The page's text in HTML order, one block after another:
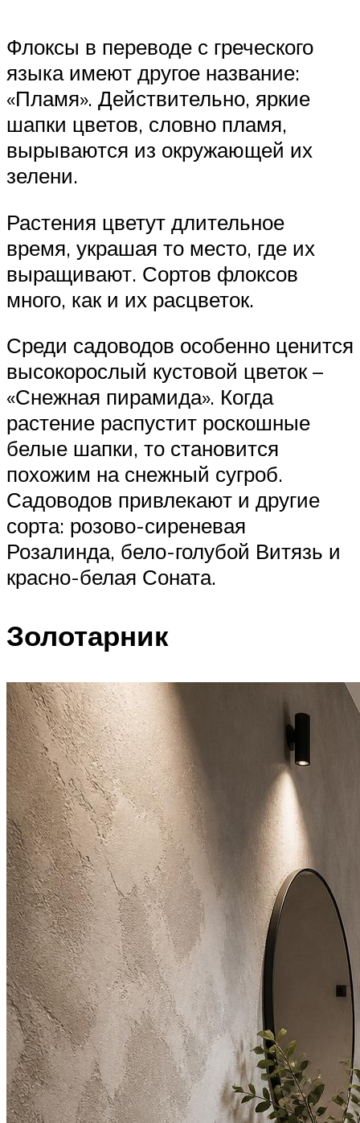
Флоксы в переводе с греческого
языка имеют другое название:
«Пламя». Действительно, яркие
шапки цветов, словно пламя,
вырываются из окружающей их
зелени.
Растения цветут длительное
время, украшая то место, где их
выращивают. Сортов флоксов
много, как и их расцветок.
Среди садоводов особенно ценится
высокорослый кустовой цветок –
«Снежная пирамида». Когда
растение распустит роскошные
белые шапки, то становится
похожим на снежный сугроб.
Садоводов привлекают и другие
сорта: розово-сиреневая
Розалинда, бело-голубой Витязь и
красно-белая Соната.
Золотарник